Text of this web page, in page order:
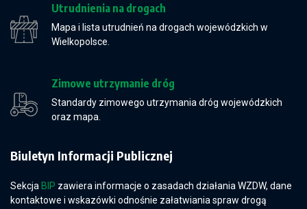
Utrudnienia na drogach
Mapa i lista utrudnień na drogach wojewódzkich w
Wielkopolsce.
Zimowe utrzymanie dróg
Standardy zimowego utrzymania dróg wojewódzkich
oraz mapa.
Biuletyn Informacji Publicznej
Sekcja BIP zawiera informacje o zasadach działania WZDW, dane
kontaktowe i wskazówki odnośnie załatwiania spraw drogą